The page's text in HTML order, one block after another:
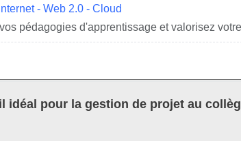
Internet - Web 2.0 - Cloud
pédagogies d'apprentissage et valorisez
idéal pour la gestion de projet au